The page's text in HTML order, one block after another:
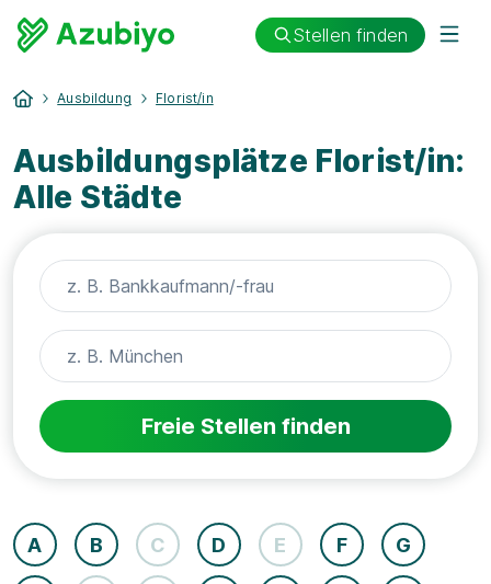
Stellen finden
Ausbildung Florist/in
Ausbildungsplätze Florist/in:
Alle Städte
Freie Stellen finden
A B C D E F G